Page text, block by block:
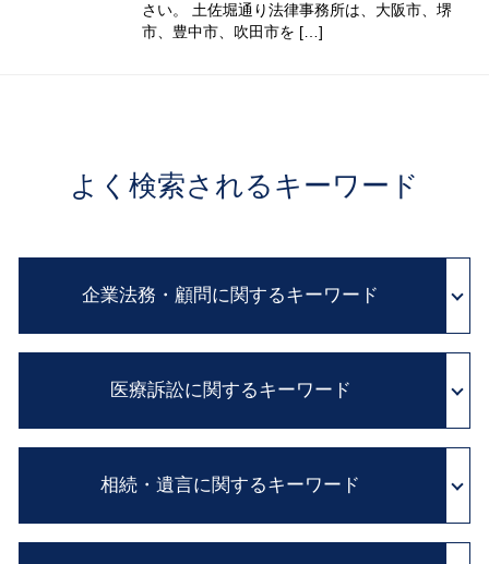
さい。 土佐堀通り法律事務所は、大阪市、堺
市、豊中市、吹田市を […]
よく検索されるキーワード
企業法務・顧問に関するキーワード
パワハラ 法 改正
民法改正 業務委託 契約書 見直し
企業間 紛争
職場 ハラスメント
医療訴訟に関するキーワード
医療事故 調査
医療過誤 訴訟
相続・遺言に関するキーワード